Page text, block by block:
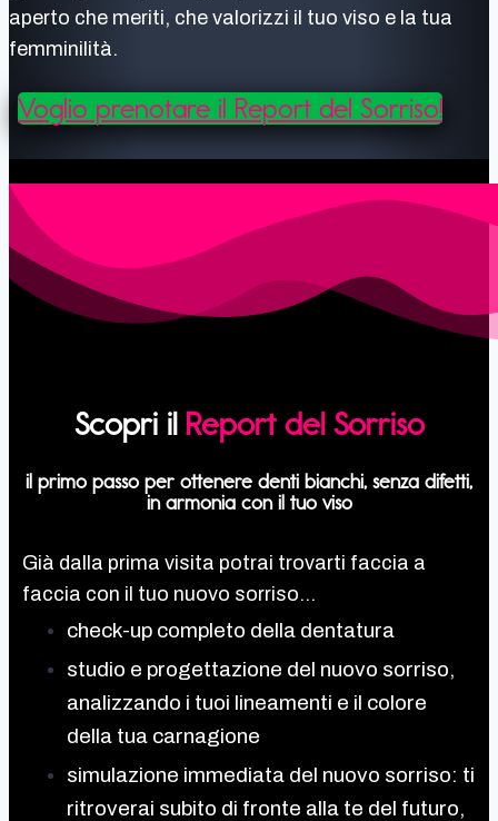
aperto che meriti, che valorizzi il tuo viso e la tua
femminilità.
Voglio prenotare il Report del Sorriso!
Scopri il Report del Sorriso
il primo passo per ottenere denti bianchi, senza difetti,
in armonia con il tuo viso
Già dalla prima visita potrai trovarti faccia a
faccia con il tuo nuovo sorriso…
check-up completo della dentatura
studio e progettazione del nuovo sorriso,
analizzando i tuoi lineamenti e il colore
della tua carnagione
simulazione immediata del nuovo sorriso: ti
ritroverai subito di fronte alla te del futuro,